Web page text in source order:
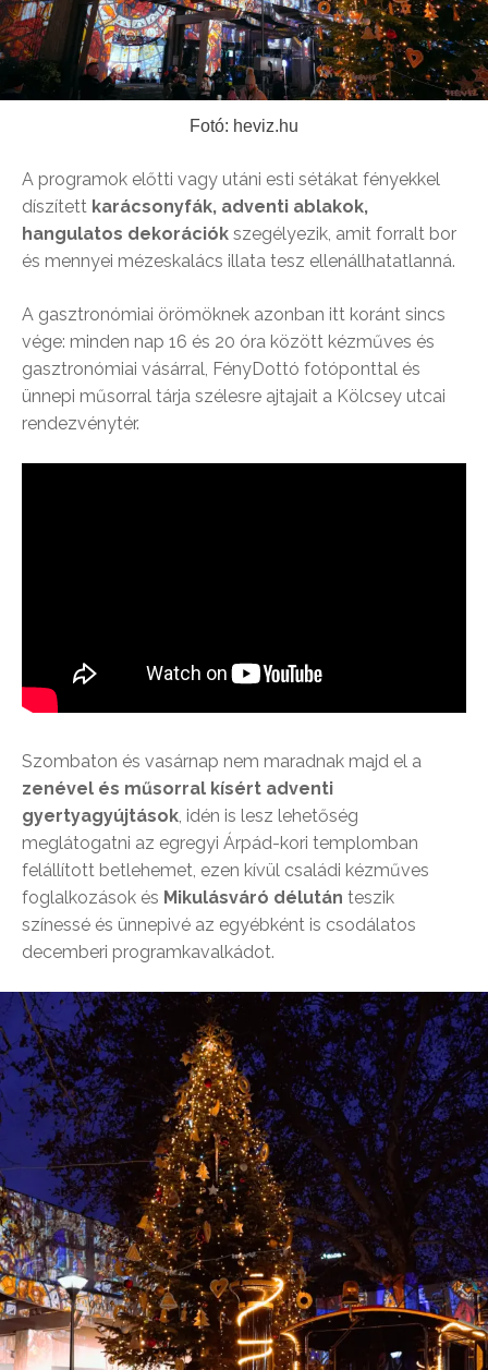
Fotó: heviz.hu
A programok előtti vagy utáni esti sétákat fényekkel
díszített karácsonyfák, adventi ablakok,
hangulatos dekorációk szegélyezik, amit forralt bor
és mennyei mézeskalács illata tesz ellenállhatatlanná.
A gasztronómiai örömöknek azonban itt koránt sincs
vége: minden nap 16 és 20 óra között kézműves és
gasztronómiai vásárral, FényDottó fotóponttal és
ünnepi műsorral tárja szélesre ajtajait a Kölcsey utcai
rendezvénytér.
Szombaton és vasárnap nem maradnak majd el a
zenével és műsorral kísért adventi
gyertyagyújtások, idén is lesz lehetőség
meglátogatni az egregyi Árpád-kori templomban
felállított betlehemet, ezen kívül családi kézműves
foglalkozások és Mikulásváró délután teszik
színessé és ünnepivé az egyébként is csodálatos
decemberi programkavalkádot.